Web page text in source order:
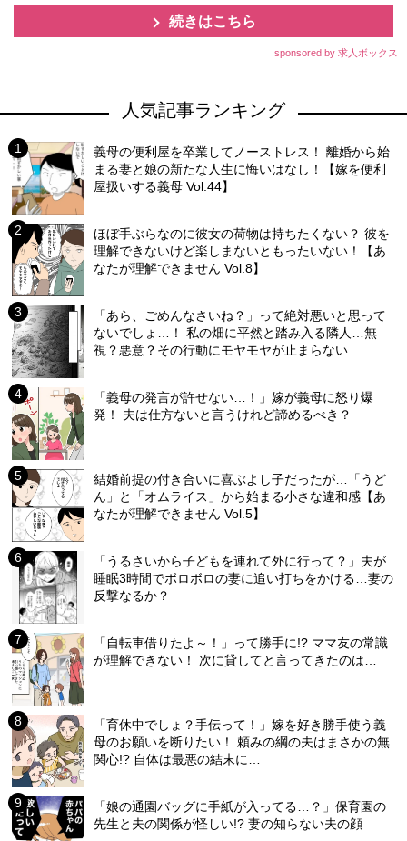
続きはこちら
sponsored by 求人ボックス
人気記事ランキング
義母の便利屋を卒業してノーストレス！ 離婚から始
まる妻と娘の新たな人生に悔いはなし！【嫁を便利
屋扱いする義母 Vol.44】
ほぼ手ぶらなのに彼女の荷物は持ちたくない？ 彼を
理解できないけど楽しまないともったいない！【あ
なたが理解できません Vol.8】
「あら、ごめんなさいね？」って絶対悪いと思って
ないでしょ…！ 私の畑に平然と踏み入る隣人…無
視？悪意？その行動にモヤモヤが止まらない
「義母の発言が許せない…！」嫁が義母に怒り爆
発！ 夫は仕方ないと言うけれど諦めるべき？
結婚前提の付き合いに喜ぶよし子だったが…「うど
ん」と「オムライス」から始まる小さな違和感【あ
なたが理解できません Vol.5】
「うるさいから子どもを連れて外に行って？」夫が
睡眠3時間でボロボロの妻に追い打ちをかける…妻の
反撃なるか？
「自転車借りたよ～！」って勝手に!? ママ友の常識
が理解できない！ 次に貸してと言ってきたのは…
「育休中でしょ？手伝って！」嫁を好き勝手使う義
母のお願いを断りたい！ 頼みの綱の夫はまさかの無
関心!? 自体は最悪の結末に…
「娘の通園バッグに手紙が入ってる…？」保育園の
先生と夫の関係が怪しい!? 妻の知らない夫の顔